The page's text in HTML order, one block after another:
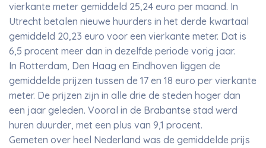
vierkante meter gemiddeld 25,24 euro per maand. In
Utrecht betalen nieuwe huurders in het derde kwartaal
gemiddeld 20,23 euro voor een vierkante meter. Dat is
6,5 procent meer dan in dezelfde periode vorig jaar.
In Rotterdam, Den Haag en Eindhoven liggen de
gemiddelde prijzen tussen de 17 en 18 euro per vierkante
meter. De prijzen zijn in alle drie de steden hoger dan
een jaar geleden. Vooral in de Brabantse stad werd
huren duurder, met een plus van 9,1 procent.
Gemeten over heel Nederland was de gemiddelde prijs